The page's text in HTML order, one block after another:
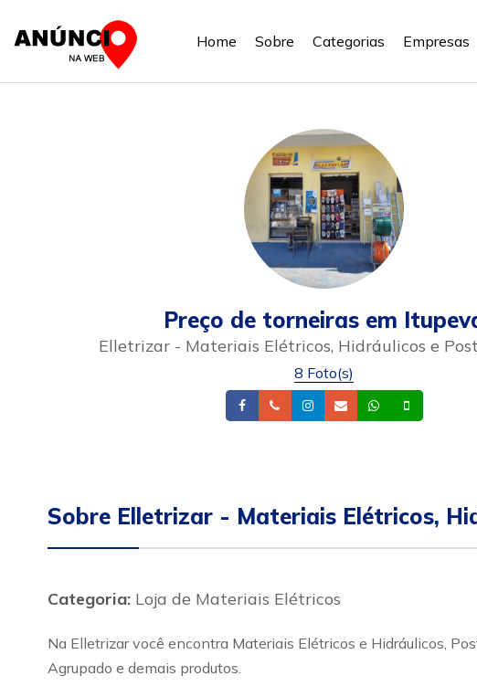
Home Sobre Categorias Empresas
Preço de torneiras em
Elletrizar - Materiais Elétricos, Hidráulicos e
8 Foto(s)
FacebookTelefoneInstagram
Email Whatsapp
Sobre Elletrizar - Materiais Elétricos,
Categoria: Loja de Materiais Elétricos
Na Elletrizar você encontra Materiais Elétricos e Hidráulicos,
Agrupado e demais produtos.